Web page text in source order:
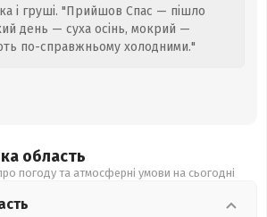
і груші. "Прийшов Спас — пішло
день — суха осінь, мокрий —
по-справжньому холодними."
область
погоду та атмосферні умови на сьогодні